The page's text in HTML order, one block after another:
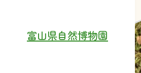
富山県自然博物園